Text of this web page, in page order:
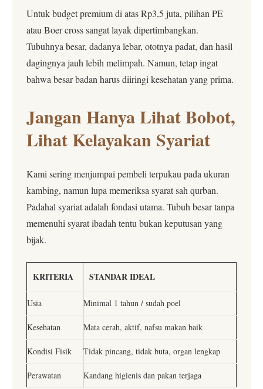
Untuk budget premium di atas Rp3,5 juta, pilihan PE
atau Boer cross sangat layak dipertimbangkan.
Tubuhnya besar, dadanya lebar, ototnya padat, dan hasil
dagingnya jauh lebih melimpah. Namun, tetap ingat
bahwa besar badan harus diiringi kesehatan yang prima.
Jangan Hanya Lihat Bobot,
Lihat Kelayakan Syariat
Kami sering menjumpai pembeli terpukau pada ukuran
kambing, namun lupa memeriksa syarat sah qurban.
Padahal syariat adalah fondasi utama. Tubuh besar tanpa
memenuhi syarat ibadah tentu bukan keputusan yang
bijak.
KRITERIA STANDAR IDEAL
Usia Minimal 1 tahun / sudah poel
Kesehatan Mata cerah, aktif, nafsu makan baik
Kondisi Fisik Tidak pincang, tidak buta, organ lengkap
Perawatan Kandang higienis dan pakan terjaga